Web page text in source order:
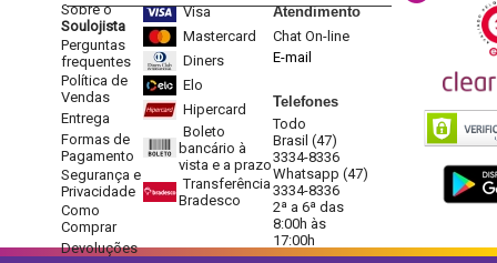
Sobre o
Soulojista
Perguntas
frequentes
Política de
Vendas
Entrega
Formas de
Pagamento
Segurança e
Privacidade
Como
Comprar
Devoluções
Visa
Mastercard
Diners
Elo
Hipercard
Boleto
bancário à
vista e a prazo
Transferência
Bradesco
Atendimento
Chat On-line
E-mail
Telefones
Todo
Brasil (47)
3334-8336
Whatsapp (47)
3334-8336
2ª a 6ª das
8:00h às
17:00h